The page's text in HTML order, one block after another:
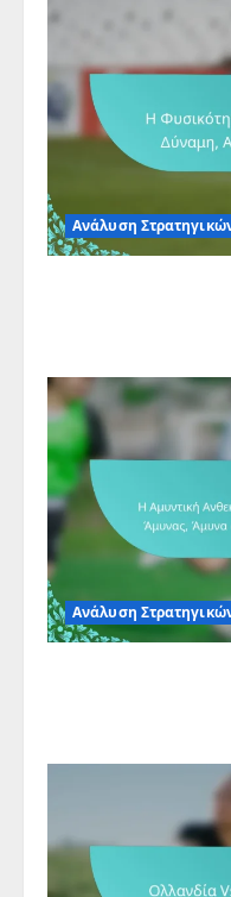
Ανάλυση
Ανάλυση